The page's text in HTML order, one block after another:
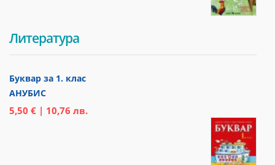
Литература
Буквар за 1. клас
АНУБИС
5,50 € | 10,76 лв.